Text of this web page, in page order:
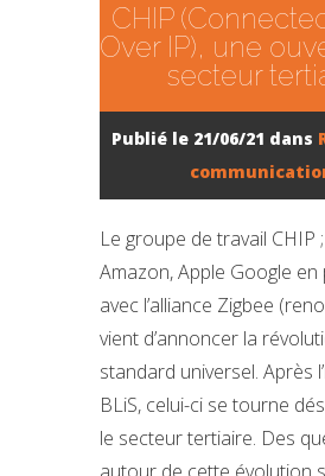
CHIP
Over IP), une
secteur
Publié le 21/06/21 dans
Le groupe de travail CHIP
Amazon, Apple Google
avec l’alliance Zigbee
vient d’annoncer la
standard universel. Après
BLiS, celui-ci se tourne
le secteur tertiaire. Des